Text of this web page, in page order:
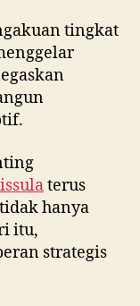
tingkat
terus
hanya
itu,
strategis